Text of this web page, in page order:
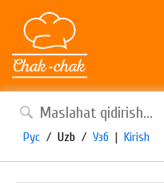
Рус / Uzb / Узб | Kirish